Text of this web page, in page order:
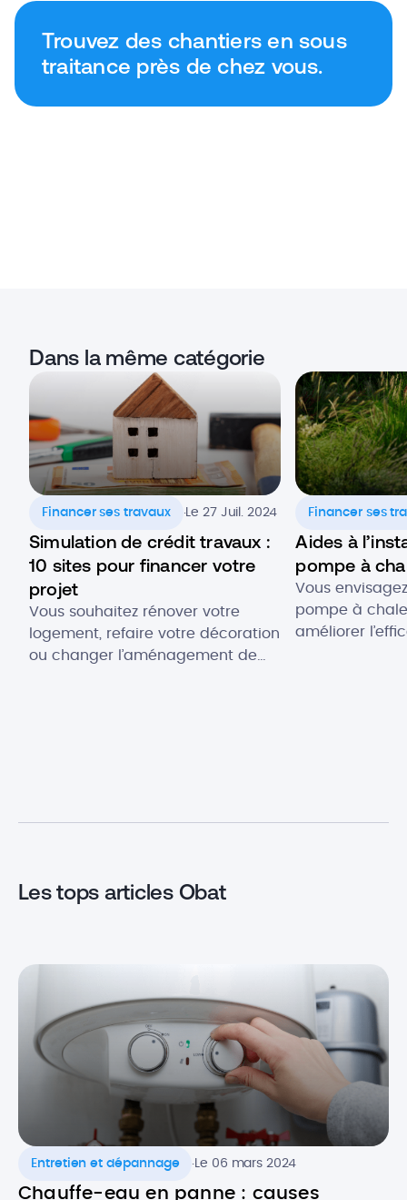
Trouvez des chantiers en sous
traitance près de chez vous.
Dans la même catégorie
Financer ses travaux .Le 27 Juil. 2024
Simulation de crédit travaux :
10 sites pour financer votre
projet
Vous souhaitez rénover votre
logement, refaire votre décoration
ou changer l’aménagement de
Financer ses
Aides à
pompe à
Vous
pompe à
améliorer
Les tops articles Obat
Entretien et dépannage .Le 06 mars 2024
Chauffe-eau en panne : causes